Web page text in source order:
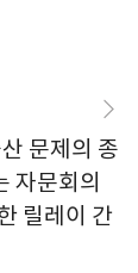
문제의 종
자문회의
릴레이 간